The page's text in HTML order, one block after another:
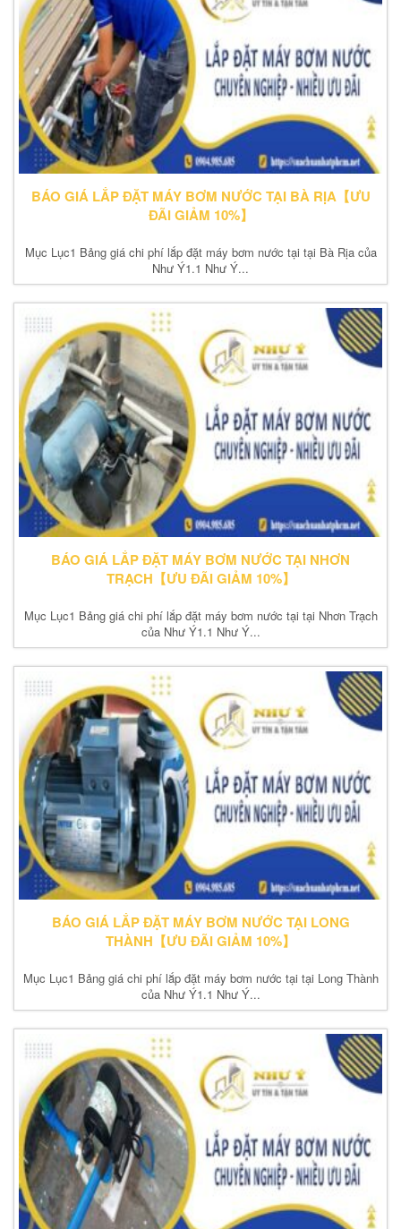
BÁO GIÁ LẮP ĐẶT MÁY BƠM NƯỚC TẠI BÀ RỊA【ƯU
ĐÃI GIẢM 10%】
Mục Lục1 Bảng giá chi phí lắp đặt máy bơm nước tại tại Bà Rịa của
Như Ý1.1 Như Ý...
BÁO GIÁ LẮP ĐẶT MÁY BƠM NƯỚC TẠI NHƠN
TRẠCH【ƯU ĐÃI GIẢM 10%】
Mục Lục1 Bảng giá chi phí lắp đặt máy bơm nước tại tại Nhơn Trạch
của Như Ý1.1 Như Ý...
BÁO GIÁ LẮP ĐẶT MÁY BƠM NƯỚC TẠI LONG
THÀNH【ƯU ĐÃI GIẢM 10%】
Mục Lục1 Bảng giá chi phí lắp đặt máy bơm nước tại tại Long Thành
của Như Ý1.1 Như Ý...